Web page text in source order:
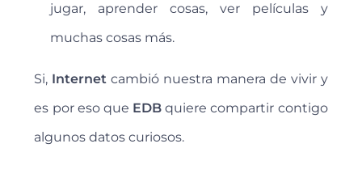
jugar, aprender cosas, ver películas y
muchas cosas más.
Si, Internet cambió nuestra manera de vivir y
es por eso que EDB quiere compartir contigo
algunos datos curiosos.